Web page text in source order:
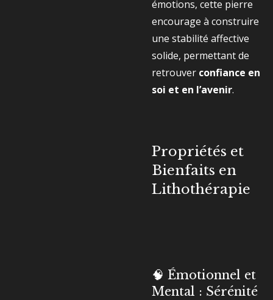
émotions, cette pierre
encourage à construire
une stabilité affective
solide, permettant de
retrouver confiance en
soi et en l’avenir.
Propriétés et
Bienfaits en
Lithothérapie
🧠 Émotionnel et
Mental : Sérénité